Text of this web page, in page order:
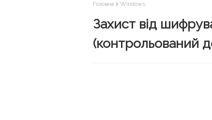
Головна Windows
Захист від
(контрольований